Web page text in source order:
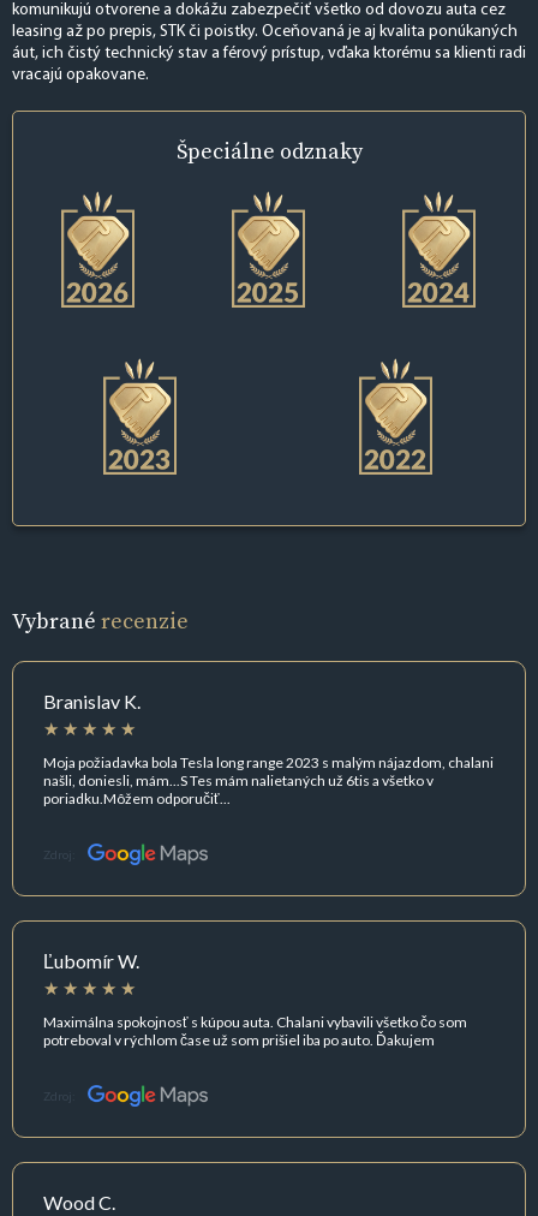
komunikujú otvorene a dokážu zabezpečiť všetko od dovozu auta cez
leasing až po prepis, STK či poistky. Oceňovaná je aj kvalita ponúkaných
áut, ich čistý technický stav a férový prístup, vďaka ktorému sa klienti radi
vracajú opakovane.
Špeciálne odznaky
Vybrané recenzie
Branislav K.
Moja požiadavka bola Tesla long range 2023 s malým nájazdom, chalani
našli, doniesli, mám...S Tes mám nalietaných už 6tis a všetko v
poriadku.Môžem odporučiť...
Zdroj:
Ľubomír W.
Maximálna spokojnosť s kúpou auta. Chalani vybavili všetko čo som
potreboval v rýchlom čase už som prišiel iba po auto. Ďakujem
Zdroj:
Wood C.